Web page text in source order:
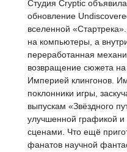
Студия Cryptic
обновление
вселенной
на компьютеры, а
переработанная
возвращение сюжета
Империей клингонов.
поклонники игры,
выпускам «Звёздного
улучшенной графикой
сценами. Что ещё
фанатов научной